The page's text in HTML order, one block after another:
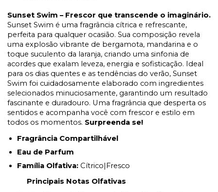
Sunset Swim – Frescor que transcende o imaginário.
Sunset Swim é uma fragrância cítrica e refrescante,
perfeita para qualquer ocasião. Sua composição revela
uma explosão vibrante de bergamota, mandarina e o
toque suculento da laranja, criando uma sinfonia de
acordes que exalam leveza, energia e sofisticação. Ideal
para os dias quentes e as tendências do verão, Sunset
Swim foi cuidadosamente elaborado com ingredientes
selecionados minuciosamente, garantindo um resultado
fascinante e duradouro. Uma fragrância que desperta os
sentidos e acompanha você com frescor e estilo em
todos os momentos. Surpreenda se!
Fragrância Compartilhável
Eau de Parfum
Família Olfativa: Cítrico|Fresco
Principais Notas Olfativas